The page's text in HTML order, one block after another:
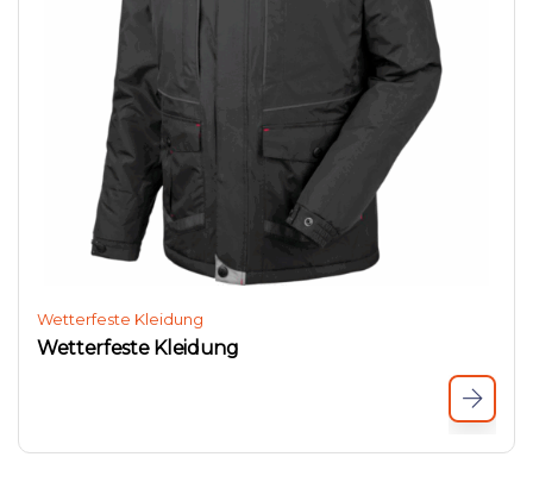
Wetterfeste Kleidung
Wetterfeste Kleidung